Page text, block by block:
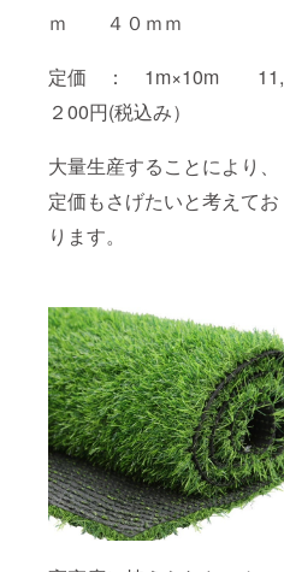
ｍ ４０ｍｍ
定価 ： 1m×10m 11,
２00円(税込み）
大量生産することにより、
定価もさげたいと考えてお
ります。